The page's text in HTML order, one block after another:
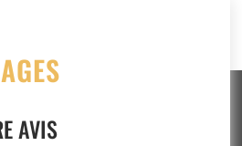
AVIS